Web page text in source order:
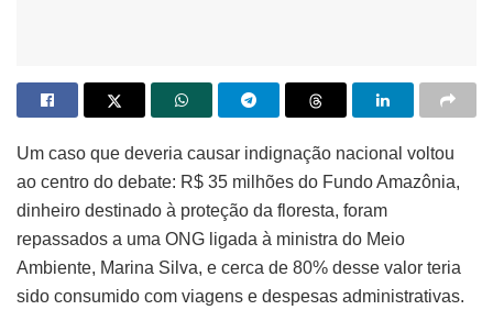
Um caso que deveria causar indignação nacional voltou
ao centro do debate: R$ 35 milhões do Fundo Amazônia,
dinheiro destinado à proteção da floresta, foram
repassados a uma ONG ligada à ministra do Meio
Ambiente, Marina Silva, e cerca de 80% desse valor teria
sido consumido com viagens e despesas administrativas.